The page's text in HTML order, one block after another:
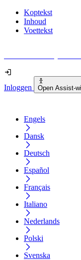
Koptekst
Inhoud
Voettekst
Inloggen Open Assist-
Engels
Dansk
Deutsch
Español
Français
Italiano
Nederlands
Polski
Svenska